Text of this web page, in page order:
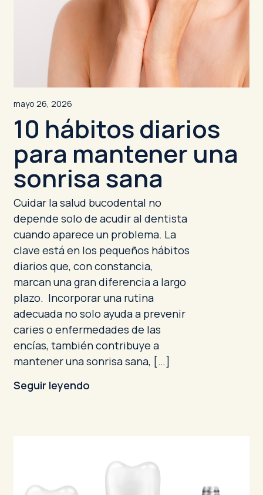
mayo 26, 2026
10 hábitos diarios
para mantener una
sonrisa sana
Cuidar la salud bucodental no
depende solo de acudir al dentista
cuando aparece un problema. La
clave está en los pequeños hábitos
diarios que, con constancia,
marcan una gran diferencia a largo
plazo. Incorporar una rutina
adecuada no solo ayuda a prevenir
caries o enfermedades de las
encías, también contribuye a
mantener una sonrisa sana, […]
Seguir leyendo